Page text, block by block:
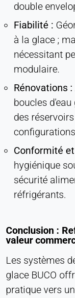
double
Fiabilité :
à la glace ;
nécessitant
modulaire.
Rénovations :
boucles
des
Conformité
hygiénique
sécurité
réfrigérants.
Conclusion :
valeur
Les systèmes
glace BUCO
pratique vers